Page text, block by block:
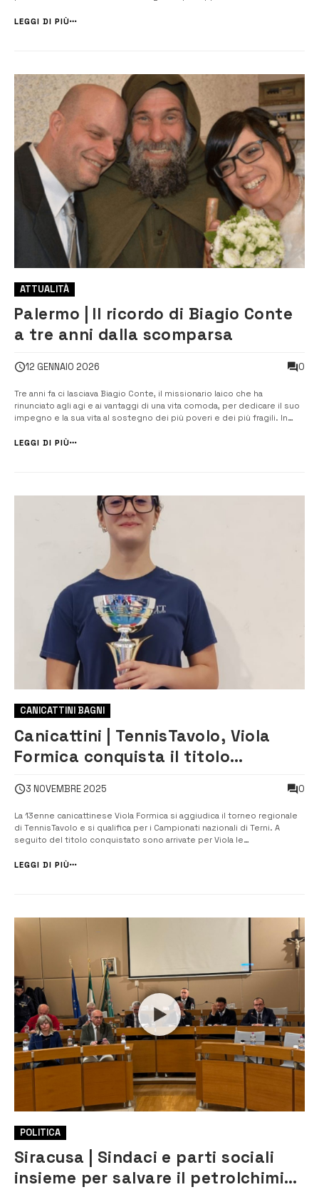
voto segreto, due articoli importanti: quello che i...
LEGGI DI PIÙ
ATTUALITÀ
Palermo | Il ricordo di Biagio Conte
a tre anni dalla scomparsa
12 GENNAIO 2026 0
Tre anni fa ci lasciava Biagio Conte, il missionario laico che ha
rinunciato agli agi e ai vantaggi di una vita comoda, per dedicare il suo
impegno e la sua vita al sostegno dei più poveri e dei più fragili. In
Repubblica Sergio Mattarella lo definì: […]
LEGGI DI PIÙ
CANICATTINI BAGNI
Canicattini | TennisTavolo, Viola
Formica conquista il titolo
nazionali
3 NOVEMBRE 2025 0
La 13enne canicattinese Viola Formica si aggiudica il torneo regionale
di TennisTavolo e si qualifica per i Campionati nazionali di Terni. A
seguito del titolo conquistato sono arrivate per Viola le
Salvador Ferla, formulate a nome dell’Amministrazione comunale e di
LEGGI DI PIÙ
POLITICA
Siracusa | Sindaci e parti sociali
insieme per salvare il petrolchimico